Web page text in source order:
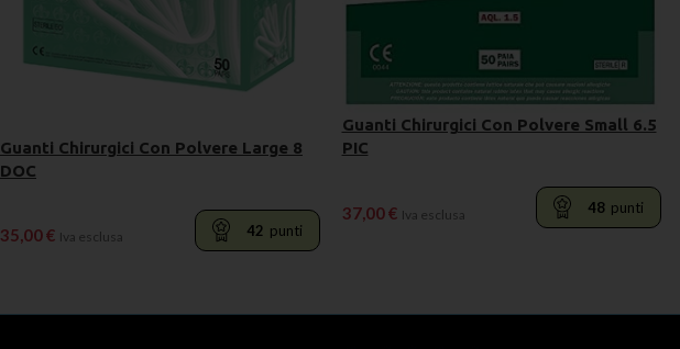
Guanti Chirurgici Con Polvere Large 8
DOC
35,00€ Iva esclusa 42 punti
Guanti Chirurgici Con Polvere Small 6.5
PIC
37,00€ Iva esclusa 48 punti